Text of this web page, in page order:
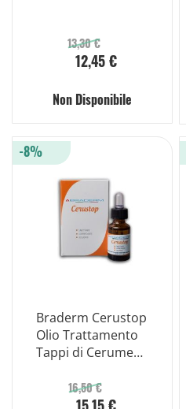
13,30 €
12,45 €
Non Disponibile
Braderm Cerustop
Olio Trattamento
Tappi di Cerume
16,50 €
15,15 €
-8%